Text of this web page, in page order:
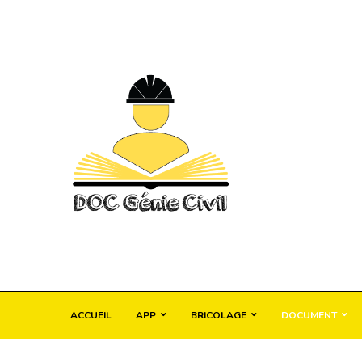
ACCUEIL APP BRICOLAGE DOCUMENT